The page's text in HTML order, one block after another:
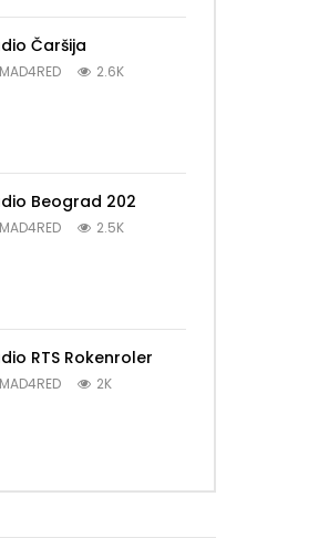
Čaršija
MAD4RED 2.6K
Beograd 202
MAD4RED 2.5K
RTS Rokenroler
MAD4RED 2K